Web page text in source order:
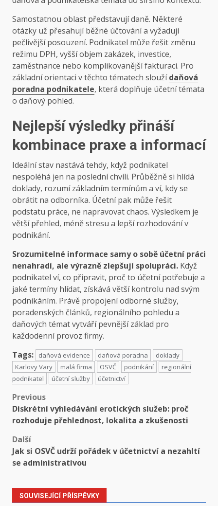
Samostatnou oblast představují daně. Některé
otázky už přesahují běžné účtování a vyžadují
pečlivější posouzení. Podnikatel může řešit změnu
režimu DPH, vyšší objem zakázek, investice,
zaměstnance nebo komplikovanější fakturaci. Pro
základní orientaci v těchto tématech sloužídaňová
poradna podnikatele, která doplňuje účetní témata
o daňový pohled.
Nejlepší výsledky přináší
kombinace praxe a informací
Ideální stav nastává tehdy, když podnikatel
nespoléhá jen na poslední chvíli. Průběžně si hlídá
doklady, rozumí základním termínům a ví, kdy se
obrátit na odborníka. Účetní pak může řešit
podstatu práce, ne napravovat chaos. Výsledkem je
větší přehled, méně stresu a lepší rozhodování v
podnikání.
Srozumitelné informace samy o sobě účetní práci
nenahradí, ale výrazně zlepšují spolupráci. Když
podnikatel ví, co připravit, proč to účetní potřebuje a
jaké termíny hlídat, získává větší kontrolu nad svým
podnikáním. Právě propojení odborné služby,
poradenských článků, regionálního pohledu a
daňových témat vytváří pevnější základ pro
každodenní provoz firmy.
Tags:
daňová evidence daňová poradna
doklady
Karlovy Vary
malá firma OSVČ podnikání
regionální
podnikatel
účetní služby účetnictví
Post
navigation
Previous
Diskrétní vyhledávání erotických služeb: proč
rozhoduje přehlednost, lokalita a zkušenosti
Další
Jak si OSVČ udrží pořádek v účetnictví a nezahltí
se administrativou
SOUVISEJÍCÍ PŘÍSPĚVKY